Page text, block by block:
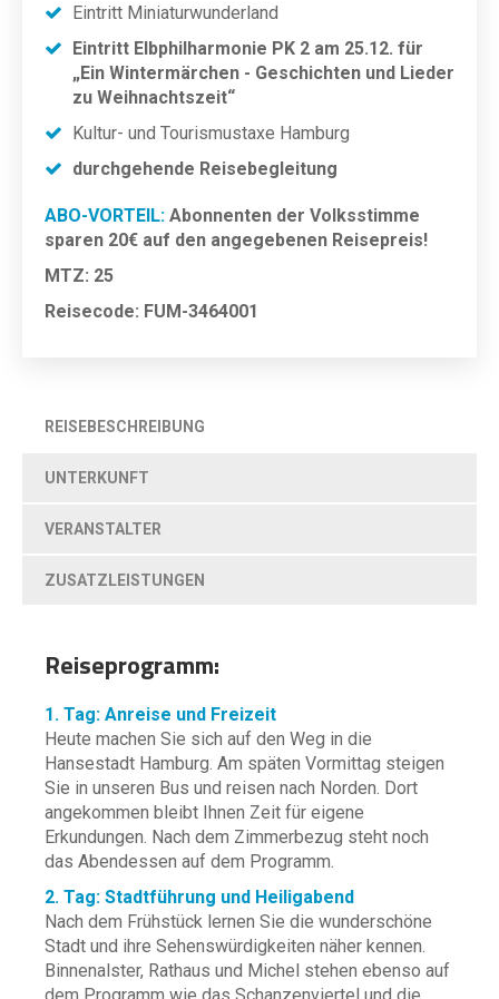
Eintritt Miniaturwunderland
Eintritt Elbphilharmonie PK 2 am 25.12. für
„Ein Wintermärchen - Geschichten und Lieder
zu Weihnachtszeit“
Kultur- und Tourismustaxe Hamburg
durchgehende Reisebegleitung
ABO-VORTEIL: Abonnenten der Volksstimme
sparen 20€ auf den angegebenen Reisepreis!
MTZ: 25
Reisecode: FUM-3464001
REISEBESCHREIBUNG
UNTERKUNFT
VERANSTALTER
ZUSATZLEISTUNGEN
Reiseprogramm:
1. Tag: Anreise und Freizeit
Heute machen Sie sich auf den Weg in die
Hansestadt Hamburg. Am späten Vormittag steigen
Sie in unseren Bus und reisen nach Norden. Dort
angekommen bleibt Ihnen Zeit für eigene
Erkundungen. Nach dem Zimmerbezug steht noch
das Abendessen auf dem Programm.
2. Tag: Stadtführung und Heiligabend
Nach dem Frühstück lernen Sie die wunderschöne
Stadt und ihre Sehenswürdigkeiten näher kennen.
Binnenalster, Rathaus und Michel stehen ebenso auf